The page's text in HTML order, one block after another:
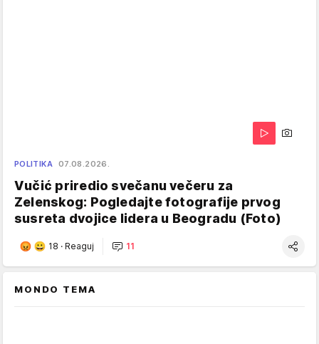
POLITIKA 07.08.2026.
Vučić priredio svečanu večeru za
Zelenskog: Pogledajte fotografije prvog
susreta dvojice lidera u Beogradu (Foto)
18 · Reaguj 11
MONDO TEMA